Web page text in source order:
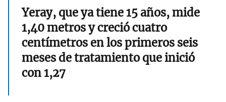
Yeray, que ya tiene 15 años, mide
1,40 metros y creció cuatro
centímetros en los primeros seis
meses de tratamiento que inició
con 1,27